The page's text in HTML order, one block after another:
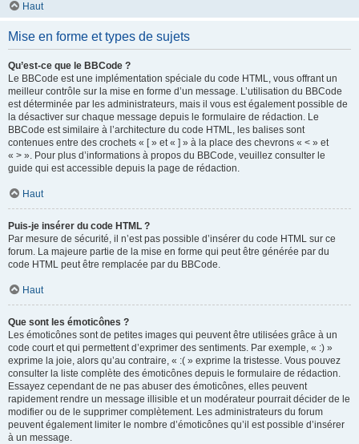
Haut
Mise en forme et types de sujets
Qu’est-ce que le BBCode ?
Le BBCode est une implémentation spéciale du code HTML, vous offrant un
meilleur contrôle sur la mise en forme d’un message. L’utilisation du BBCode
est déterminée par les administrateurs, mais il vous est également possible de
la désactiver sur chaque message depuis le formulaire de rédaction. Le
BBCode est similaire à l’architecture du code HTML, les balises sont
contenues entre des crochets « [ » et « ] » à la place des chevrons « < » et
« > ». Pour plus d’informations à propos du BBCode, veuillez consulter le
guide qui est accessible depuis la page de rédaction.
Haut
Puis-je insérer du code HTML ?
Par mesure de sécurité, il n’est pas possible d’insérer du code HTML sur ce
forum. La majeure partie de la mise en forme qui peut être générée par du
code HTML peut être remplacée par du BBCode.
Haut
Que sont les émoticônes ?
Les émoticônes sont de petites images qui peuvent être utilisées grâce à un
code court et qui permettent d’exprimer des sentiments. Par exemple, « :) »
exprime la joie, alors qu’au contraire, « :( » exprime la tristesse. Vous pouvez
consulter la liste complète des émoticônes depuis le formulaire de rédaction.
Essayez cependant de ne pas abuser des émoticônes, elles peuvent
rapidement rendre un message illisible et un modérateur pourrait décider de le
modifier ou de le supprimer complètement. Les administrateurs du forum
peuvent également limiter le nombre d’émoticônes qu’il est possible d’insérer
à un message.